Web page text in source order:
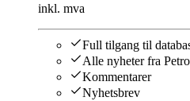
inkl. mva
Full tilgang til
Alle nyheter fra
Kommentarer
Nyhetsbrev